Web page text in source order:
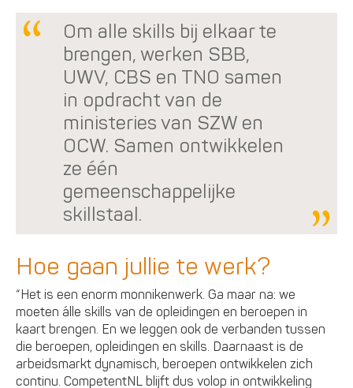
Om alle skills bij elkaar te
brengen, werken SBB,
UWV, CBS en TNO samen
in opdracht van de
ministeries van SZW en
OCW. Samen ontwikkelen
ze één
gemeenschappelijke
skillstaal.
Hoe gaan jullie te werk?
“Het is een enorm monnikenwerk. Ga maar na: we
moeten álle skills van de opleidingen en beroepen in
kaart brengen. En we leggen ook de verbanden tussen
die beroepen, opleidingen en skills. Daarnaast is de
arbeidsmarkt dynamisch, beroepen ontwikkelen zich
continu. CompetentNL blijft dus volop in ontwikkeling